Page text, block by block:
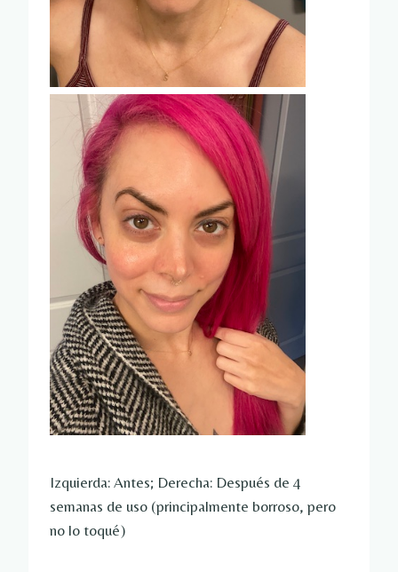
Izquierda: Antes; Derecha: Después de 4
semanas de uso (principalmente borroso, pero
no lo toqué)